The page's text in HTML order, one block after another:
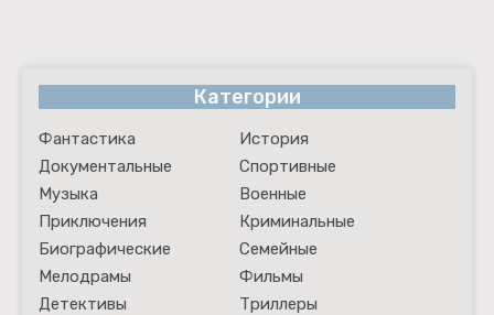
Категории
Фантастика
История
Документальные
Спортивные
Музыка
Военные
Приключения
Криминальные
Биографические
Семейные
Мелодрамы
Фильмы
Детективы
Триллеры